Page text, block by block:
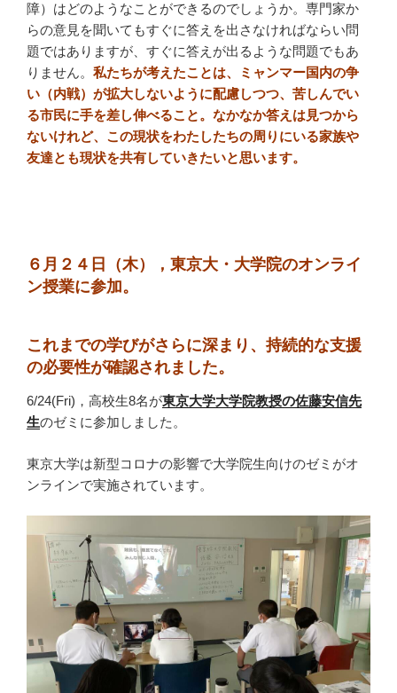
障）はどのようなことができるのでしょうか。専門家か
らの意見を聞いてもすぐに答えを出さなければならい問
題ではありますが、すぐに答えが出るような問題でもあ
りません。 私たちが考えたことは、ミャンマー国内の争
い（内戦）が拡大しないように配慮しつつ、苦しんでい
る市民に手を差し伸べること。 なかなか答えは見つから
ないけれど、この現状をわたしたちの周りにいる家族や
友達とも現状を共有していきたいと思います。
６月２４日（木），東京大・大学院のオンライ
ン授業に参加。
これまでの学びがさらに深まり、持続的な支援
の必要性が確認されました。
6/24(Fri)，高校生8名が東京大学大学院教授の佐藤安信先
生のゼミに参加しました。
東京大学は新型コロナの影響で大学院生向けのゼミがオ
ンラインで実施されています。